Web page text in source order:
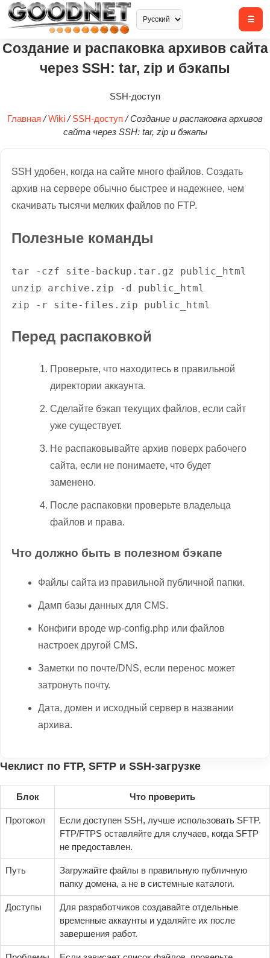
Создание и распаковка архивов сайта
через SSH: tar, zip и бэкапы
SSH-доступ
Главная / Wiki / SSH-доступ / Создание и распаковка архивов
сайта через SSH: tar, zip и бэкапы
SSH удобен, когда на сайте много файлов. Создать
архив на сервере обычно быстрее и надежнее, чем
скачивать тысячи мелких файлов по FTP.
Полезные команды
tar -czf site-backup.tar.gz public_html
unzip archive.zip -d public_html
zip -r site-files.zip public_html
Перед распаковкой
Проверьте, что находитесь в правильной
директории аккаунта.
Сделайте бэкап текущих файлов, если сайт
уже существует.
Не распаковывайте архив поверх рабочего
сайта, если не понимаете, что будет
заменено.
После распаковки проверьте владельца
файлов и права.
Что должно быть в полезном бэкапе
Файлы сайта из правильной публичной папки.
Дамп базы данных для CMS.
Конфиги вроде wp-config.php или файлов
настроек другой CMS.
Заметки по почте/DNS, если перенос может
затронуть почту.
Дата, домен и исходный сервер в названии
архива.
Чеклист по FTP, SFTP и SSH-загрузке
Блок Что проверить
Протокол
Если доступен SSH, лучше использовать SFTP.
FTP/FTPS оставляйте для случаев, когда SFTP
не предоставлен.
Путь
Загружайте файлы в правильную публичную
папку домена, а не в системные каталоги.
Доступы
Для разработчиков создавайте отдельные
временные аккаунты и удаляйте их после
завершения работ.